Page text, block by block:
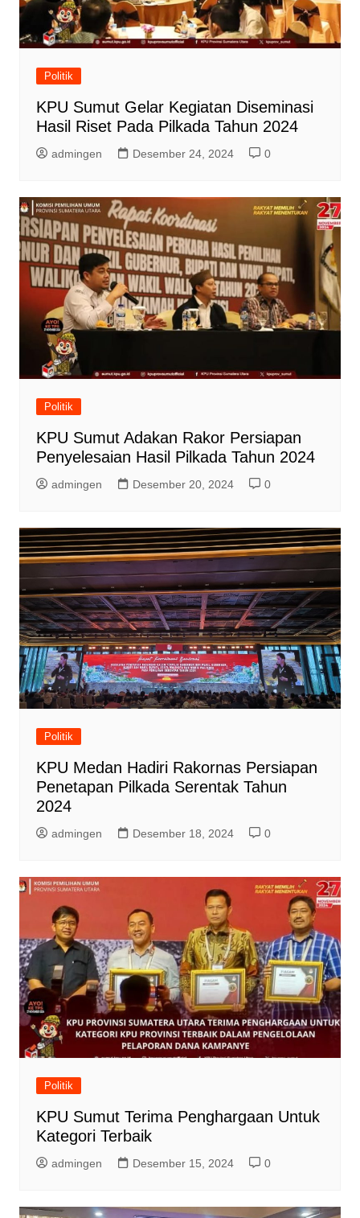
Politik
KPU Sumut Gelar Kegiatan Diseminasi
Hasil Riset Pada Pilkada Tahun 2024
admingen Desember 24, 2024 0
Politik
KPU Sumut Adakan Rakor Persiapan
Penyelesaian Hasil Pilkada Tahun 2024
admingen Desember 20, 2024 0
Politik
KPU Medan Hadiri Rakornas Persiapan
Penetapan Pilkada Serentak Tahun
2024
admingen Desember 18, 2024 0
Politik
KPU Sumut Terima Penghargaan Untuk
Kategori Terbaik
admingen Desember 15, 2024 0